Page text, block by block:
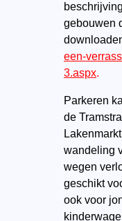
gebouwen
een-
3.aspx.
Parkeren
de
wandeling
wegen
geschikt
ook voor